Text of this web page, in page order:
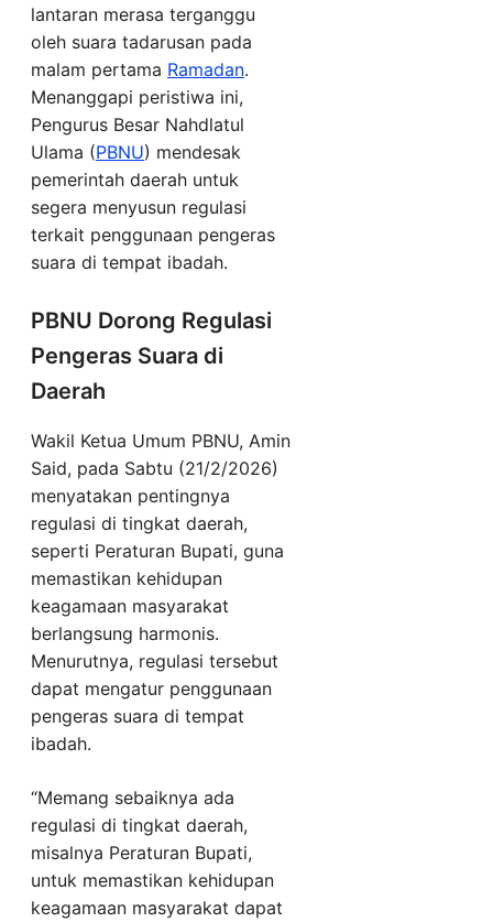
lantaran merasa terganggu
oleh suara tadarusan pada
malam pertama Ramadan.
Menanggapi peristiwa ini,
Pengurus Besar Nahdlatul
Ulama (PBNU) mendesak
pemerintah daerah untuk
segera menyusun regulasi
terkait penggunaan pengeras
suara di tempat ibadah.
PBNU Dorong Regulasi
Pengeras Suara di
Daerah
Wakil Ketua Umum PBNU, Amin
Said, pada Sabtu (21/2/2026)
menyatakan pentingnya
regulasi di tingkat daerah,
seperti Peraturan Bupati, guna
memastikan kehidupan
keagamaan masyarakat
berlangsung harmonis.
Menurutnya, regulasi tersebut
dapat mengatur penggunaan
pengeras suara di tempat
ibadah.
“Memang sebaiknya ada
regulasi di tingkat daerah,
misalnya Peraturan Bupati,
untuk memastikan kehidupan
keagamaan masyarakat dapat